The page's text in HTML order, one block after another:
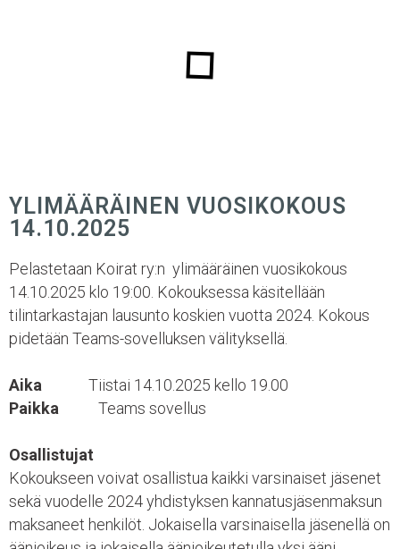
YLIMÄÄRÄINEN VUOSIKOKOUS
14.10.2025
Pelastetaan Koirat ry:n ylimääräinen vuosikokous
14.10.2025 klo 19:00. Kokouksessa käsitellään
tilintarkastajan lausunto koskien vuotta 2024. Kokous
pidetään Teams-sovelluksen välityksellä.
Aika
Tiistai 14.10.2025 kello 19.00
Paikka Teams sovellus
Osallistujat
Kokoukseen voivat osallistua kaikki varsinaiset jäsenet
sekä vuodelle 2024 yhdistyksen kannatusjäsenmaksun
maksaneet henkilöt. Jokaisella varsinaisella jäsenellä on